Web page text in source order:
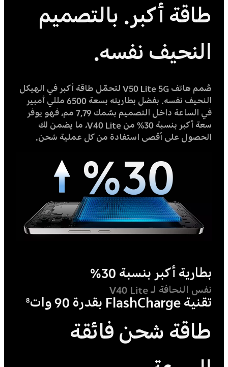
طاقة أكبر. بالتصميم
النحيف نفسه.
صُمم هاتف V50 Lite 5G لتحمّل طاقة أكبر في الهيكل
النحيف نفسه. بفضل بطاريته بسعة 6500 مللي أمبير
في الساعة داخل التصميم بسُمك 7,79 مم، فهو يوفر
سعة أكبر بنسبة 30% من V40 Lite، ما يضمن لك
الحصول على أقصى استفادة من كل عملية شحن.
%30
بطارية أكبر بنسبة 30%
نفس النحافة لـ V40 Lite
تقنية FlashCharge بقدرة 90 وات 8
طاقة شحن فائقة